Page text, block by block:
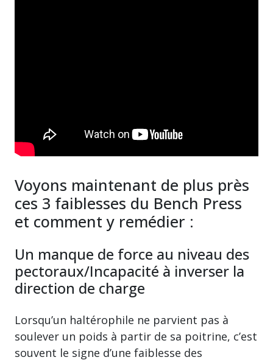
Voyons maintenant de plus près
ces 3 faiblesses du Bench Press
et comment y remédier :
Un manque de force au niveau des
pectoraux/Incapacité à inverser la
direction de charge
Lorsqu’un haltérophile ne parvient pas à
soulever un poids à partir de sa poitrine, c’est
souvent le signe d’une faiblesse des